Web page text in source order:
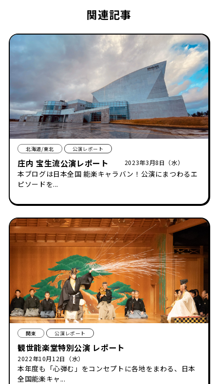
関連記事
北海道/東北 公演レポート
庄内 宝生流公演レポート 2023年3月8日（水）
本ブログは日本全国 能楽キャラバン！公演にまつわるエ
ピソードを...
関東 公演レポート
観世能楽堂特別公演 レポート
2022年10月12日（水）
本年度も「心弾む」をコンセプトに各地をまわる、日本
全国能楽キャ...